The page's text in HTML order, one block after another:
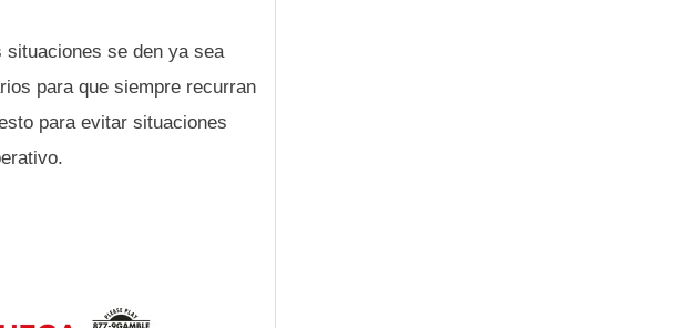
situaciones se den ya sea
para que siempre recurran
para evitar situaciones